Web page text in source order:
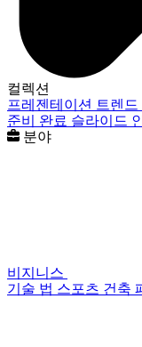
컬렉션
프레젠테이션 트렌
준비 완료 슬라이드
분야
비지니스
기술 법 스포츠 건축